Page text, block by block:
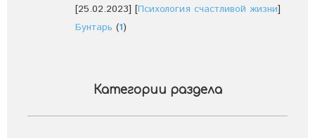
[25.02.2023] [Психология счастливой жизни]
Бунтарь (1)
Категории раздела